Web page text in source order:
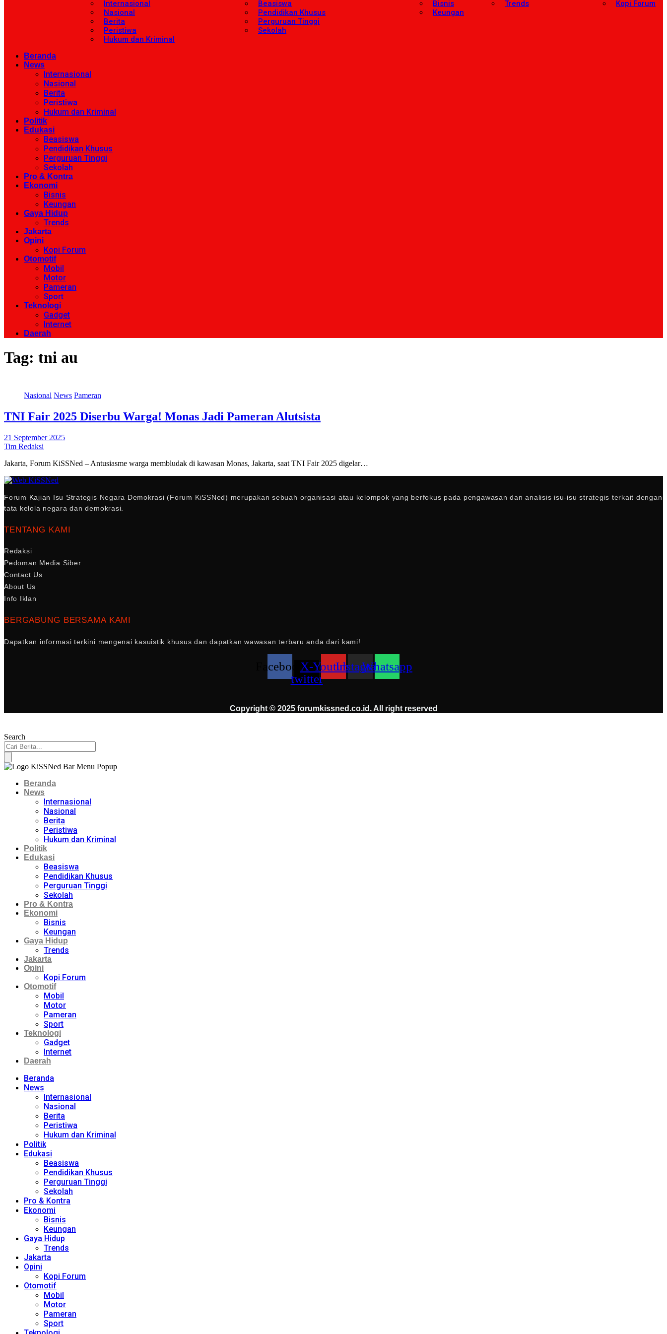
Internasional
Nasional
Berita
Peristiwa
Hukum dan Kriminal
Beasiswa
Pendidikan Khusus
Perguruan Tinggi
Sekolah
Bisnis
Keungan
Trends Kopi Forum
Beranda
News
Internasional
Nasional
Berita
Peristiwa
Hukum dan Kriminal
Politik
Edukasi
Beasiswa
Pendidikan Khusus
Perguruan Tinggi
Sekolah
Pro & Kontra
Ekonomi
Bisnis
Keungan
Gaya Hidup
Trends
Jakarta
Opini
Kopi Forum
Otomotif
Mobil
Motor
Pameran
Sport
Teknologi
Gadget
Internet
Daerah
Tag: tni au
Nasional News Pameran
TNI Fair 2025 Diserbu Warga! Monas Jadi Pameran Alutsista
21 September 2025
Tim Redaksi
Jakarta, Forum KiSSNed – Antusiasme warga membludak di kawasan Monas, Jakarta, saat TNI Fair 2025 digelar…
Forum Kajian Isu Strategis Negara Demokrasi (Forum KiSSNed) merupakan sebuah organisasi atau kelompok yang berfokus pada pengawasan dan analisis isu-isu strategis terkait dengan
tata kelola negara dan demokrasi.
TENTANG KAMI
Redaksi
Pedoman Media Siber
Contact Us
About Us
Info Iklan
BERGABUNG BERSAMA KAMI
Dapatkan informasi terkini mengenai kasuistik khusus dan dapatkan wawasan terbaru anda dari kami!
FacebookX-
twitter
YoutubeInstagramWhatsapp
Copyright © 2025 forumkissned.co.id. All right reserved
Search
Beranda
News
Internasional
Nasional
Berita
Peristiwa
Hukum dan Kriminal
Politik
Edukasi
Beasiswa
Pendidikan Khusus
Perguruan Tinggi
Sekolah
Pro & Kontra
Ekonomi
Bisnis
Keungan
Gaya Hidup
Trends
Jakarta
Opini
Kopi Forum
Otomotif
Mobil
Motor
Pameran
Sport
Teknologi
Gadget
Internet
Daerah
Beranda
News
Internasional
Nasional
Berita
Peristiwa
Hukum dan Kriminal
Politik
Edukasi
Beasiswa
Pendidikan Khusus
Perguruan Tinggi
Sekolah
Pro & Kontra
Ekonomi
Bisnis
Keungan
Gaya Hidup
Trends
Jakarta
Opini
Kopi Forum
Otomotif
Mobil
Motor
Pameran
Sport